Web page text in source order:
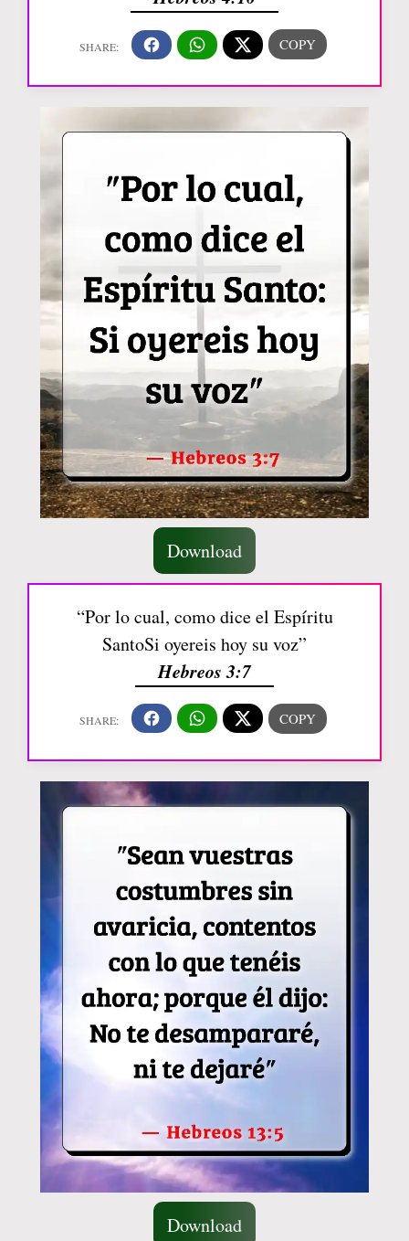
Download
“Por lo cual, como dice el Espíritu
SantoSi oyereis hoy su voz”
Hebreos 3:7
Download